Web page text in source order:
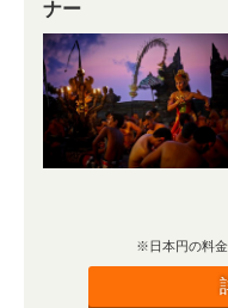
ナー
※日本円の料